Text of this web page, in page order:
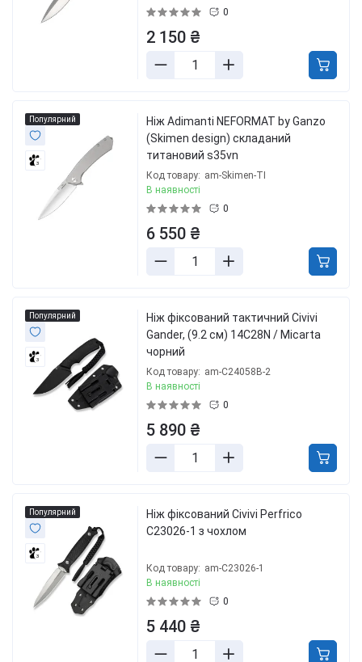
0
2 150 ₴
Популярний
3
Нiж Adimanti NEFORMAT by Ganzo
(Skimen design) складаний
титановий s35vn
Код товару: am-Skimen-TI
В наявності
0
6 550 ₴
Популярний
3
Ніж фіксований тактичний Civivi
Gander, (9.2 см) 14C28N / Micarta
чорний
Код товару: am-C24058B-2
В наявності
0
5 890 ₴
Популярний
3
Ніж фіксований Civivi Perfrico
C23026-1 з чохлом
Код товару: am-C23026-1
В наявності
0
5 440 ₴